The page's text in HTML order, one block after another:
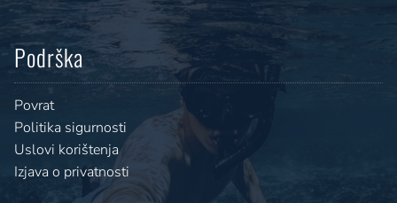
Podrška
Povrat
Politika sigurnosti
Uslovi korištenja
Izjava o privatnosti